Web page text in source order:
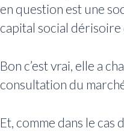
en question est une
capital social dérisoire
Bon c’est vrai, elle a
consultation du
Et, comme dans le cas